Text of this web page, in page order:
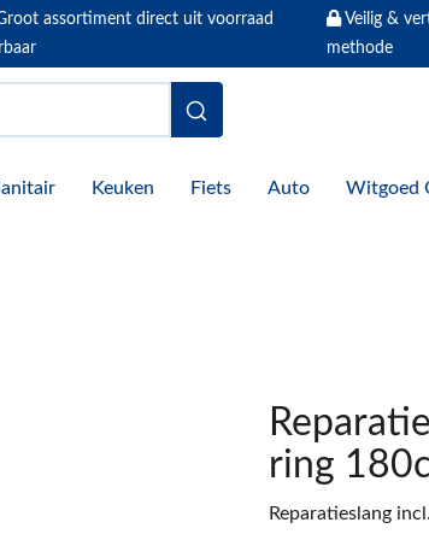
assortiment direct uit voorraad
Veilig &
methode
Keuken Fiets Auto Witgoed
ring
Reparatieslang